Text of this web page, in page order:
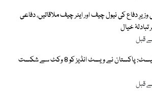
دفاع کی نیول چیف اور ایئر چیف ملاقاتیں، دفاعی
تبادلۂ خیال
دوسرا ٹیسٹ: پاکستان نے ویسٹ انڈیز کو 8 وکٹ سے شکست